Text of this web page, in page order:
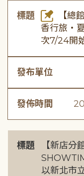
標題
【總
香行旅・
次7/24開
發布單位
發佈時間
標題
【新店分
以新北市